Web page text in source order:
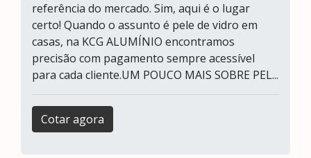
referência do mercado. Sim, aqui é o lugar
certo! Quando o assunto é pele de vidro em
casas, na KCG ALUMÍNIO encontramos
precisão com pagamento sempre acessível
para cada cliente.UM POUCO MAIS SOBRE PEL...
Cotar agora